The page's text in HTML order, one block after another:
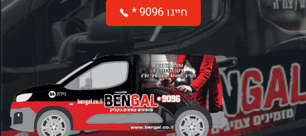
* חייגו 9096